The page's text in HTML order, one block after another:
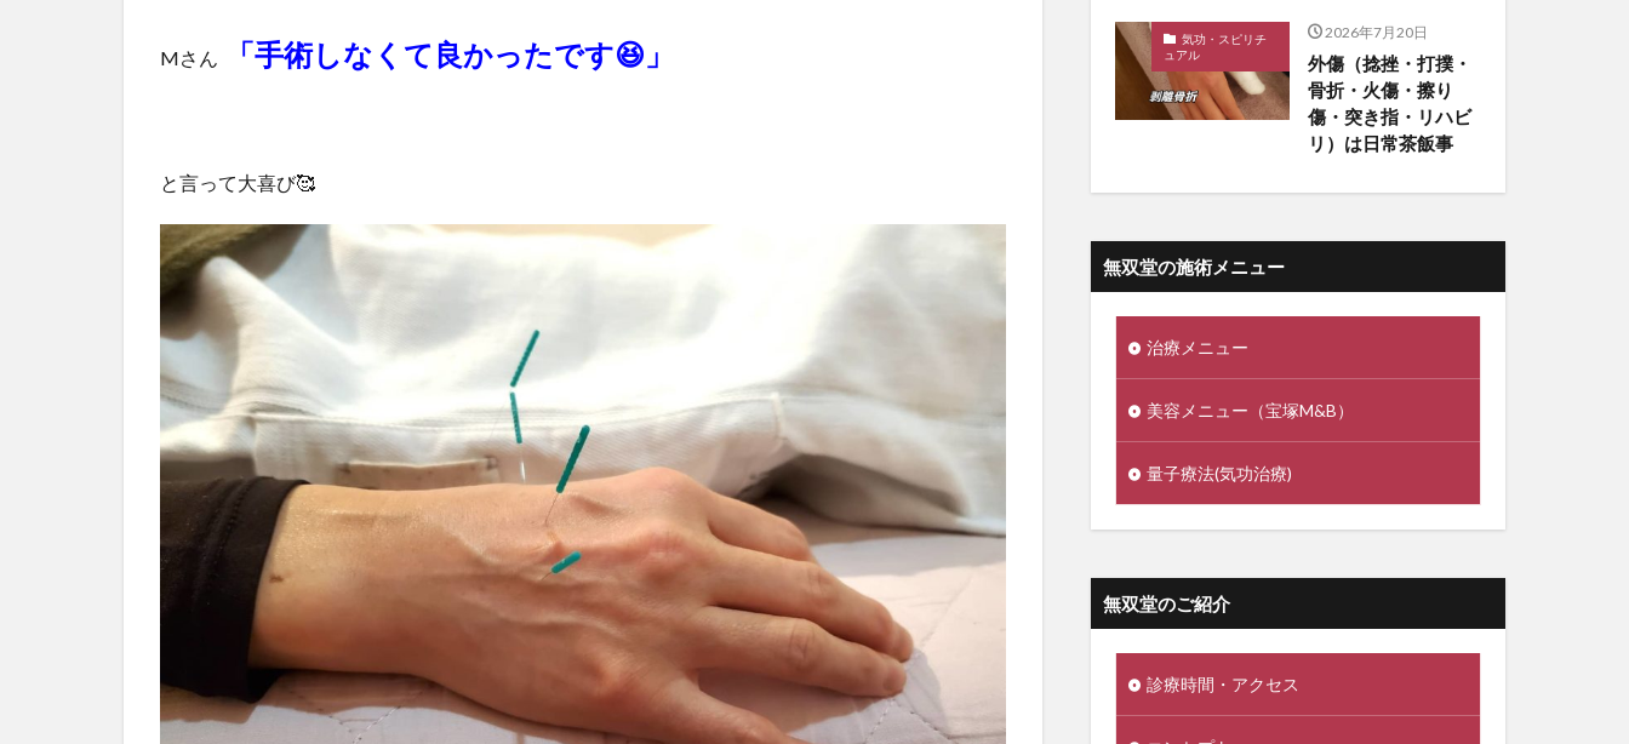
Mさん 「手術しなくて良かったです😆」
と言って大喜び🥰
気功・スピリチ
ュアル
2026年7月20日
外傷（捻挫・打撲・
骨折・火傷・擦り
傷・突き指・リハビ
リ）は日常茶飯事
無双堂の施術メニュー
治療メニュー
美容メニュー（宝塚M&B）
量子療法(気功治療)
無双堂のご紹介
診療時間・アクセス